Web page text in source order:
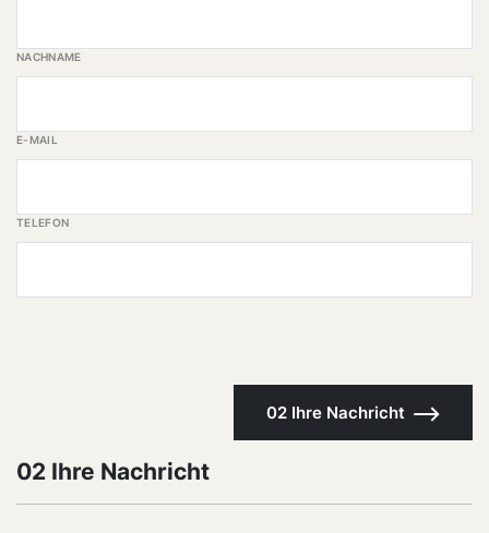
NACHNAME
E-MAIL
TELEFON
02 Ihre Nachricht
02 Ihre Nachricht